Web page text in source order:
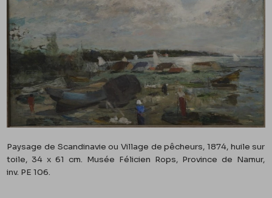
Paysage de Scandinavie ou Village de pêcheurs, 1874, huile sur
toile, 34 x 61 cm. Musée Félicien Rops, Province de Namur,
inv. PE 106.